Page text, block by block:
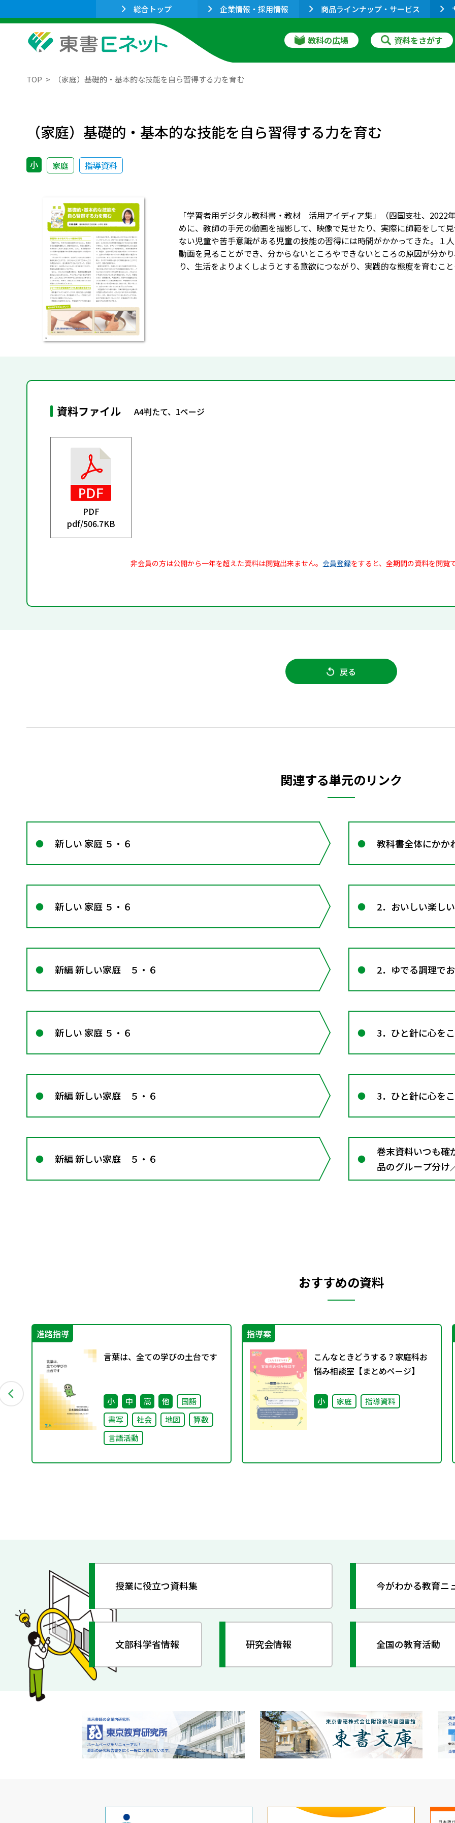
総合トップ 企業情報・採用情報 商品ラインナップ・サービス
教科の広場 資料をさがす
TOP （家庭）基礎的・基本的な技能を自ら習得する力を育む
（家庭）基礎的・基本的な技能を自ら習得する力を育む
小 家庭 指導資料
「学習者用デジタル教科書・教材 活用アイディア集」（四国支社、2022
めに、教師の手元の動画を撮影して、映像で見せたり、実際に師範をして
ない児童や苦手意識がある児童の技能の習得には時間がかかってきた。１
動画を見ることができ、分からないところやできないところの原因が分か
り、生活をよりよくしようとする意欲につながり、実践的な態度を育むこと
資料ファイル A4判たて、1ページ
PDF
pdf/506.7KB
非会員の方は公開から一年を超えた資料は閲覧出来ません。 会員登録をすると、全期間の資料を閲覧
戻る
関連する単元のリンク
新しい 家庭 ５・６ 教科書全体にかか
新しい 家庭 ５・６ 2．おいしい楽し
新編 新しい家庭 ５・６ 2．ゆでる調理で
新しい 家庭 ５・６ 3．ひと針に心を
新編 新しい家庭 ５・６ 3．ひと針に心を
新編 新しい家庭 ５・６
巻末資料いつも確
品のグループ分け
おすすめの資料
進路指導
言葉は、全ての学びの土台です
小 中 高 他
国語
書写
社会 地図
算数
言語活動
指導案
こんなときどうする？家庭科お
悩み相談室【まとめページ】
小 家庭 指導資料
授業に役立つ資料集 今がわかる教育ニ
文部科学省情報 研究会情報 全国の教育活動